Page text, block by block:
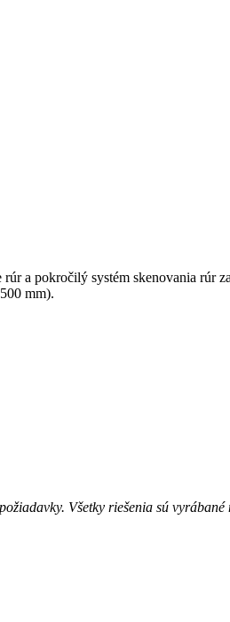
a pokročilý systém skenovania rúr
mm).
Všetky riešenia sú